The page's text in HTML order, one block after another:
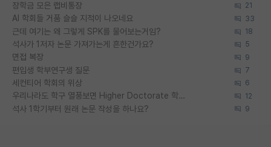
장학금 모은 랩비통장 21
AI 학회들 거품 슬슬 지적이 나오네요 33
근데 여기는 왜 그렇게 SPK를 물어보는거임? 18
석사가 1저자 논문 가져가는게 흔한건가요? 5
면접 복장 9
편입생 학부연구생 질문 7
세컨티어 학회의 위상 6
우리나라도 학구 열풍보면 Higher Doctorate 학위가 필요하다고 봅니다. 12
석사 1학기부터 원래 논문 작성을 하나요? 9